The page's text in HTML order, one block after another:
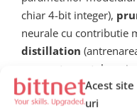
Acest
uri
chiar 4-bit integer),
neurale cu contributie
distillation
comportamentul unui
reducerea
faza de antrenament,